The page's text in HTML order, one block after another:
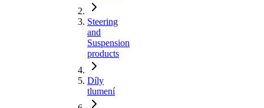
Steering
and
Suspension
products
Díly
tlumení